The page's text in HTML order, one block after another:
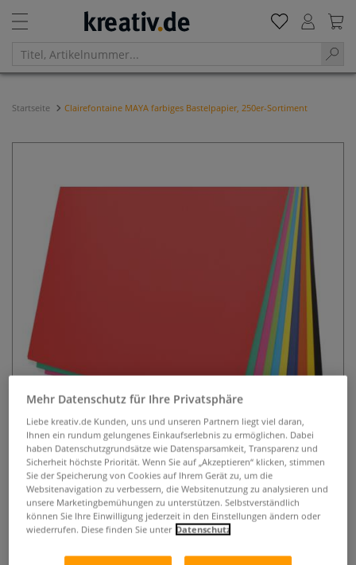
Startseite Clairefontaine MAYA farbiges Bastelpapier, 250er-Sortiment
Clairefontaine MAYA farbiges
Bastelpapier, 250er-Sortiment
Mehr Datenschutz für Ihre Privatsphäre
Liebe kreativ.de Kunden, uns und unseren Partnern liegt viel daran,
Ihnen ein rundum gelungenes Einkaufserlebnis zu ermöglichen. Dabei
haben Datenschutzgrundsätze wie Datensparsamkeit, Transparenz und
Sicherheit höchste Priorität. Wenn Sie auf „Akzeptieren“ klicken, stimmen
Sie der Speicherung von Cookies auf Ihrem Gerät zu, um die
Websitenavigation zu verbessern, die Websitenutzung zu analysieren und
unsere Marketingbemühungen zu unterstützen. Selbstverständlich
können Sie Ihre Einwilligung jederzeit in den Einstellungen ändern oder
wiederrufen. Diese finden Sie unter Datenschutz